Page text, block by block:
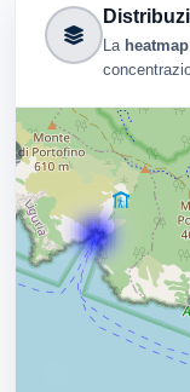
La heatmap